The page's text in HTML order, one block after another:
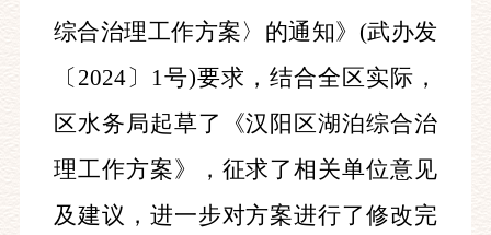
综合治理工作方案〉的通知》(武办发
〔2024〕1号)要求，结合全区实际，
区水务局起草了《汉阳区湖泊综合治
理工作方案》，征求了相关单位意见
及建议，进一步对方案进行了修改完